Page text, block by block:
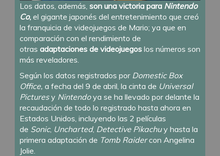
Los datos, además, son una victoria para Nintendo
Co, el gigante japonés del entretenimiento que creó
la franquicia de videojuegos de Mario; ya que en
comparación con el rendimiento de
otras adaptaciones de videojuegos los números son
más reveladores.
Según los datos registrados por Domestic Box
Office, a fecha del 9 de abril, la cinta de Universal
Picturesy Nintendoya se ha llevado por delante la
recaudación de todo lo registrado hasta ahora en
Estados Unidos, incluyendo las 2 películas
de Sonic, Uncharted, Detective Pikachuy hasta la
primera adaptación de Tomb Raidercon Angelina
Jolie.